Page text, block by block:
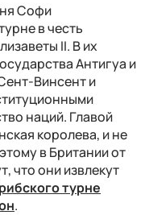
Софи
в честь
II. В их
Антигуа и
Винсент и
наций. Главой
королева, и не
в Британии от
что они извлекут
турне
.